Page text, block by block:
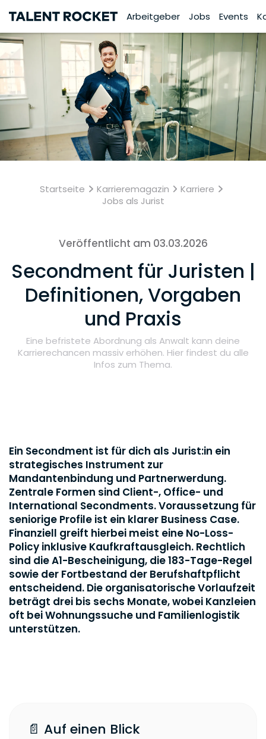
Arbeitgeber Jobs Events
Startseite Karrieremagazin
Karriere
Jobs als Jurist
Veröffentlicht am 03.03.2026
Secondment für Juristen |
Definitionen, Vorgaben
und Praxis
Eine befristete Abordnung als Anwalt kann deine
Karrierechancen massiv erhöhen. Hier findest du alle
Infos zum Thema.
Ein Secondment ist für dich als Jurist:in ein
strategisches Instrument zur
Mandantenbindung und Partnerwerdung.
Zentrale Formen sind Client-, Office- und
International Secondments. Voraussetzung für
seniorige Profile ist ein klarer Business Case.
Finanziell greift hierbei meist eine No-Loss-
Policy inklusive Kaufkraftausgleich. Rechtlich
sind die A1-Bescheinigung, die 183-Tage-Regel
sowie der Fortbestand der Berufshaftpflicht
entscheidend. Die organisatorische Vorlaufzeit
beträgt drei bis sechs Monate, wobei Kanzleien
oft bei Wohnungssuche und Familienlogistik
unterstützen.
📄 Auf einen Blick